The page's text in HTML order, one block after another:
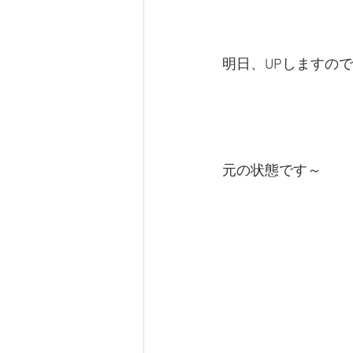
明日、UPしますの
元の状態です～